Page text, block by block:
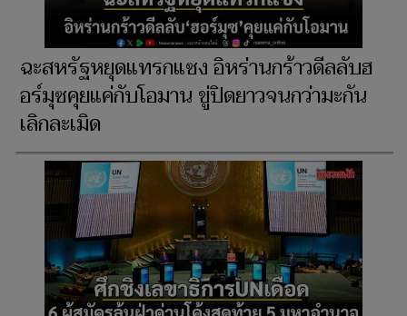
ฉะสหรัฐหยุดแทรกแซง อิหร่านกร้าวดีลลับฮ
อร์มุซคุยแค่กับโอมาน ขู่ปิดยาวจนกว่ามะกัน
เลิกละเมิด